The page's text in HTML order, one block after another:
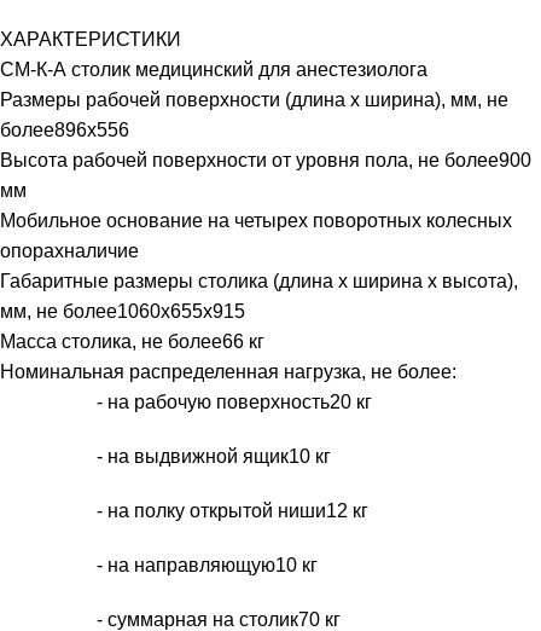
ХАРАКТЕРИСТИКИ
СМ-К-А столик медицинский для анестезиолога
Размеры рабочей поверхности (длина х ширина), мм, не
более896х556
Высота рабочей поверхности от уровня пола, не более900
мм
Мобильное основание на четырех поворотных колесных
опорахналичие
Габаритные размеры столика (длина х ширина х высота),
мм, не более1060х655х915
Масса столика, не более66 кг
Номинальная распределенная нагрузка, не более:
- на рабочую поверхность20 кг
- на выдвижной ящик10 кг
- на полку открытой ниши12 кг
- на направляющую10 кг
- суммарная на столик70 кг